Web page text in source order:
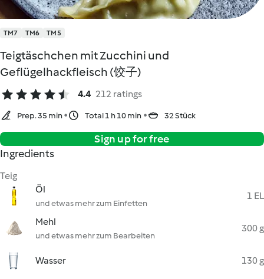
TM7 TM6 TM5
Teigtäschchen mit Zucchini und
Geflügelhackfleisch (饺子)
4.4 212 ratings
Prep. 35 min Total 1 h 10 min 32 Stück
Sign up for free
Ingredients
Teig
Öl
und etwas mehr zum Einfetten
1 EL
Mehl
und etwas mehr zum Bearbeiten
300 g
Wasser 130 g